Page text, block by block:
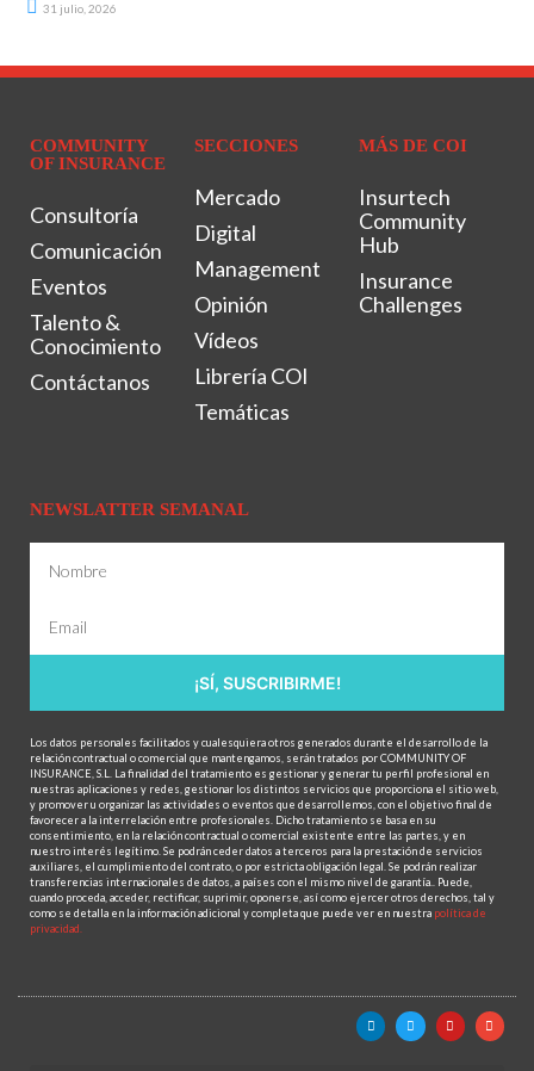
31 julio, 2026
COMMUNITY
OF INSURANCE
Consultoría
Comunicación
Eventos
Talento &
Conocimiento
Contáctanos
SECCIONES
Mercado
Digital
Management
Opinión
Vídeos
Librería COI
Temáticas
MÁS DE COI
Insurtech
Community
Hub
Insurance
Challenges
NEWSLATTER SEMANAL
¡SÍ, SUSCRIBIRME!
Los datos personales facilitados y cualesquiera otros generados durante el desarrollo de la
relación contractual o comercial que mantengamos, serán tratados por COMMUNITY OF
INSURANCE, S.L. La finalidad del tratamiento es gestionar y generar tu perfil profesional en
nuestras aplicaciones y redes, gestionar los distintos servicios que proporciona el sitio web,
y promover u organizar las actividades o eventos que desarrollemos, con el objetivo final de
favorecer a la interrelación entre profesionales. Dicho tratamiento se basa en su
consentimiento, en la relación contractual o comercial existente entre las partes, y en
nuestro interés legítimo. Se podrán ceder datos a terceros para la prestación de servicios
auxiliares, el cumplimiento del contrato, o por estricta obligación legal. Se podrán realizar
transferencias internacionales de datos, a países con el mismo nivel de garantía.. Puede,
cuando proceda, acceder, rectificar, suprimir, oponerse, así como ejercer otros derechos, tal y
como se detalla en la información adicional y completa que puede ver en nuestra política de
privacidad.